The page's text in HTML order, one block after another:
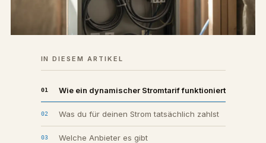
IN DIESEM ARTIKEL
Wie ein dynamischer Stromtarif funktioniert
Was du für deinen Strom tatsächlich zahlst
Welche Anbieter es gibt